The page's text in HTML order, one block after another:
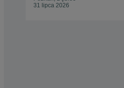
31 lipca 2026